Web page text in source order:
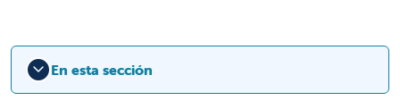
En esta sección